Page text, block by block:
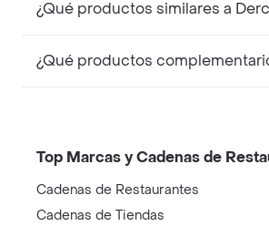
¿Qué productos similares a
¿Qué productos
Top Marcas y Cadenas de
Cadenas de Restaurantes
Cadenas de Tiendas